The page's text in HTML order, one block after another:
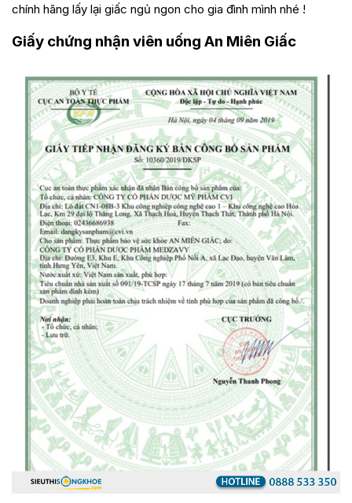
chính hãng lấy lại giấc ngủ ngon cho gia đình mình nhé !
Giấy chứng nhận viên uống An Miên Giấc